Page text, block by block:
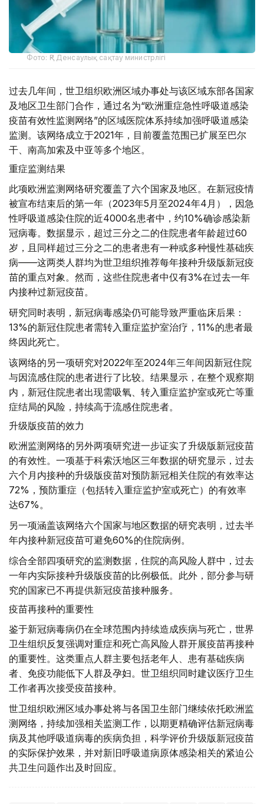
Фото: ҚР Денсаулық сақтау министрлігі
过去几年间，世卫组织欧洲区域办事处与该区域东部各国家
及地区卫生部门合作，通过名为“欧洲重症急性呼吸道感染
疫苗有效性监测网络”的区域医院体系持续加强呼吸道感染
监测。该网络成立于2021年，目前覆盖范围已扩展至巴尔
干、南高加索及中亚等多个地区。
重症监测结果
此项欧洲监测网络研究覆盖了六个国家及地区。在新冠疫情
被宣布结束后的第一年（2023年5月至2024年4月），因急
性呼吸道感染住院的近4000名患者中，约10%确诊感染新
冠病毒。数据显示，超过三分之二的住院患者年龄超过60
岁，且同样超过三分之二的患者患有一种或多种慢性基础疾
病——这两类人群均为世卫组织推荐每年接种升级版新冠疫
苗的重点对象。然而，这些住院患者中仅有3%在过去一年
内接种过新冠疫苗。
研究同时表明，新冠病毒感染仍可能导致严重临床后果：
13%的新冠住院患者需转入重症监护室治疗，11%的患者最
终因此死亡。
该网络的另一项研究对2022年至2024年三年间因新冠住院
与因流感住院的患者进行了比较。结果显示，在整个观察期
内，新冠住院患者出现需吸氧、转入重症监护室或死亡等重
症结局的风险，持续高于流感住院患者。
升级版疫苗的效力
欧洲监测网络的另外两项研究进一步证实了升级版新冠疫苗
的有效性。一项基于科索沃地区三年数据的研究显示，过去
六个月内接种的升级版疫苗对预防新冠相关住院的有效率达
72%，预防重症（包括转入重症监护室或死亡）的有效率
达67%。
另一项涵盖该网络六个国家与地区数据的研究表明，过去半
年内接种新冠疫苗可避免60%的住院病例。
综合全部四项研究的监测数据，住院的高风险人群中，过去
一年内实际接种升级版疫苗的比例极低。此外，部分参与研
究的国家已不再提供新冠疫苗接种服务。
疫苗再接种的重要性
鉴于新冠病毒病仍在全球范围内持续造成疾病与死亡，世界
卫生组织反复强调对重症和死亡高风险人群开展疫苗再接种
的重要性。这类重点人群主要包括老年人、患有基础疾病
者、免疫功能低下人群及孕妇。世卫组织同时建议医疗卫生
工作者再次接受疫苗接种。
世卫组织欧洲区域办事处将与各国卫生部门继续依托欧洲监
测网络，持续加强相关监测工作，以期更精确评估新冠病毒
病及其他呼吸道病毒的疾病负担，科学评价升级版新冠疫苗
的实际保护效果，并对新旧呼吸道病原体感染相关的紧迫公
共卫生问题作出及时回应。